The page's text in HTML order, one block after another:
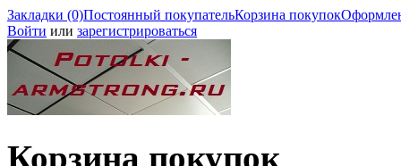
Закладки (0)Постоянный покупательКорзина покупок
Войти или зарегистрироваться
Корзина покупок